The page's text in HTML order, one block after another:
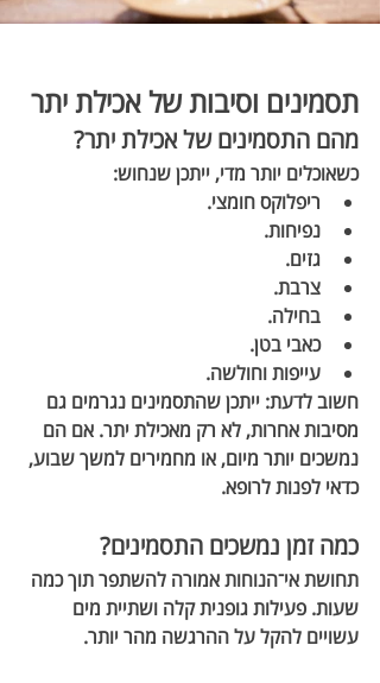
תסמינים וסיבות של אכילת יתר
מהם התסמינים של אכילת יתר?
כשאוכלים יותר מדי, ייתכן שנחוש:
ריפלוקס חומצי.
נפיחות.
גזים.
צרבת.
בחילה.
כאבי בטן.
עייפות וחולשה.
חשוב לדעת: ייתכן שהתסמינים נגרמים גם
מסיבות אחרות, לא רק מאכילת יתר. אם הם
נמשכים יותר מיום, או מחמירים למשך שבוע,
כדאי לפנות לרופא.
כמה זמן נמשכים התסמינים?
תחושת אי־הנוחות אמורה להשתפר תוך כמה
שעות. פעילות גופנית קלה ושתיית מים
עשויים להקל על ההרגשה מהר יותר.